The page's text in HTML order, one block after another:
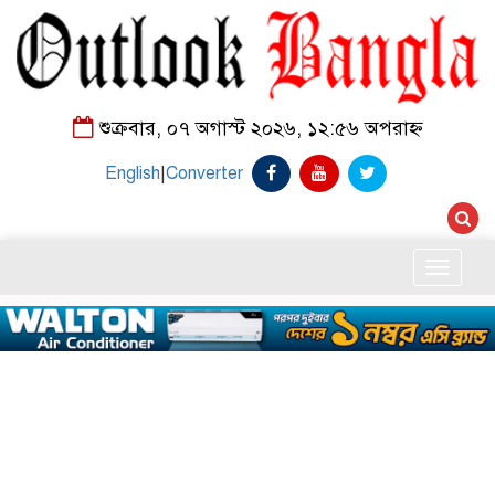
শুক্রবার, ০৭ অগাস্ট ২০২৬, ১২:৫৬ অপরাহ্ন
English|Converter